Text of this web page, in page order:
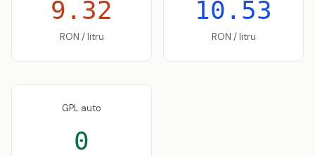
9.32
RON / litru
10.53
RON / litru
GPL auto
0